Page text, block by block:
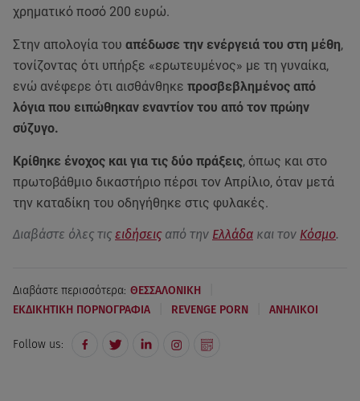
χρηματικό ποσό 200 ευρώ.
Στην απολογία του απέδωσε την ενέργειά του στη μέθη,
τονίζοντας ότι υπήρξε «ερωτευμένος» με τη γυναίκα,
ενώ ανέφερε ότι αισθάνθηκε προσβεβλημένος από
λόγια που ειπώθηκαν εναντίον του από τον πρώην
σύζυγο.
Κρίθηκε ένοχος και για τις δύο πράξεις, όπως και στο
πρωτοβάθμιο δικαστήριο πέρσι τον Απρίλιο, όταν μετά
την καταδίκη του οδηγήθηκε στις φυλακές.
Διαβάστε όλες τις ειδήσεις από την Ελλάδα και τον Κόσμο.
Διαβάστε περισσότερα: ΘΕΣΣΑΛΟΝΙΚΗ
ΕΚΔΙΚΗΤΙΚΗ ΠΟΡΝΟΓΡΑΦΙΑ REVENGE PORN ΑΝΗΛΙΚΟΙ
Follow us: